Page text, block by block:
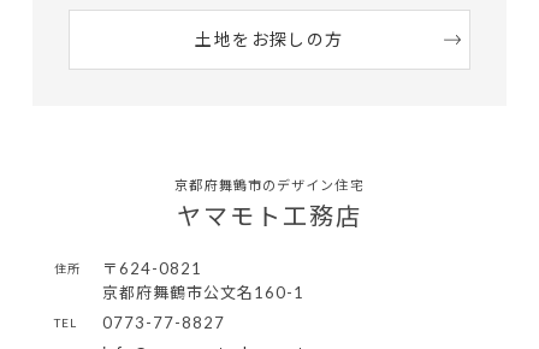
土地をお探しの方
京都府舞鶴市のデザイン住宅
ヤマモト工務店
住所
〒624-0821
京都府舞鶴市公文名160-1
TEL 0773-77-8827